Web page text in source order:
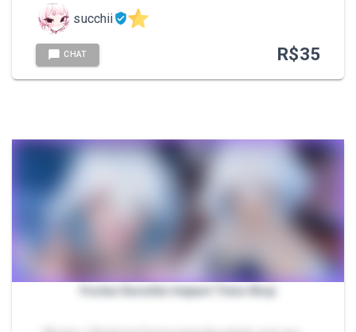
succhii
CHAT R$35
Furina Genshin Impact Time Stop